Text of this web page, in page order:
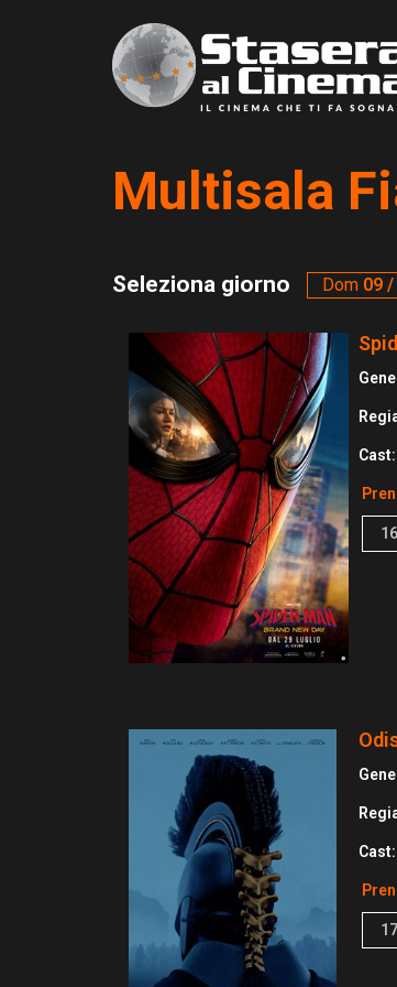
Multisala
Seleziona giorno Dom 09 /
Cast:
Cast: